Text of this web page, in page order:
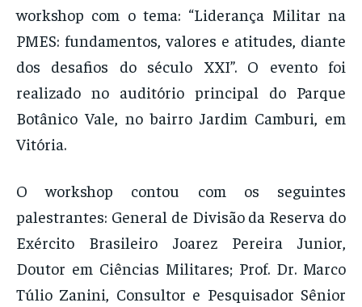
workshop com o tema: “Liderança Militar na
PMES: fundamentos, valores e atitudes, diante
dos desafios do século XXI”. O evento foi
realizado no auditório principal do Parque
Botânico Vale, no bairro Jardim Camburi, em
Vitória.
O workshop contou com os seguintes
palestrantes: General de Divisão da Reserva do
Exército Brasileiro Joarez Pereira Junior,
Doutor em Ciências Militares; Prof. Dr. Marco
Túlio Zanini, Consultor e Pesquisador Sênior